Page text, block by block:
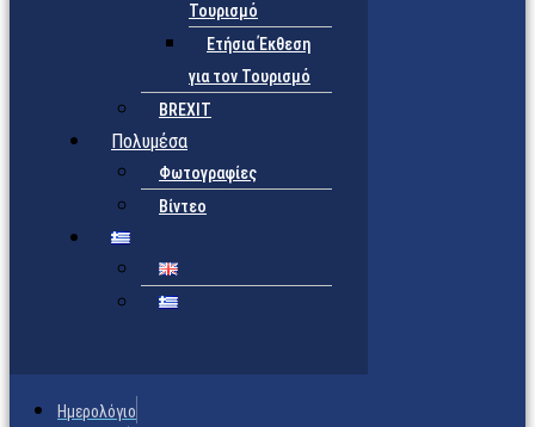
Τουρισμό
Ετήσια Έκθεση
για τον Τουρισμό
BREXIT
Πολυμέσα
Φωτογραφίες
Βίντεο
Ημερολόγιο